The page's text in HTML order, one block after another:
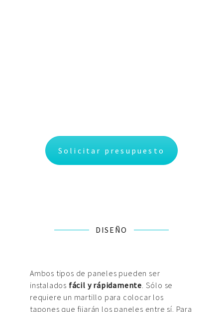
Solicitar presupuesto
DISEÑO
Ambos tipos de paneles pueden ser
instalados fácil y rápidamente . Sólo se
requiere un martillo para colocar los
tapones que fijarán los paneles entre sí. Para